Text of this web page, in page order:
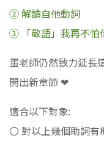
② 解讀自他動詞
③ 「敬語」我再不怕
蛋老師仍然致力延長
開出新章節 ❤
適合以下對象:
〇 對以上幾個助詞